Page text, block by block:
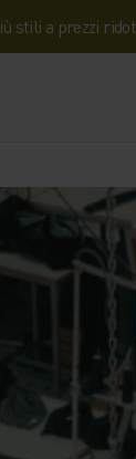
stili a prezzi